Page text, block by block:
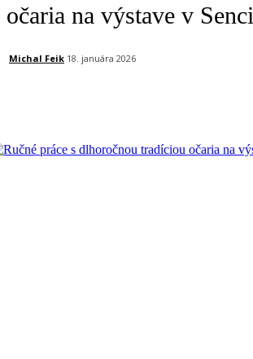
očaria na výstave v Senci
Michal Feik 18. januára 2026